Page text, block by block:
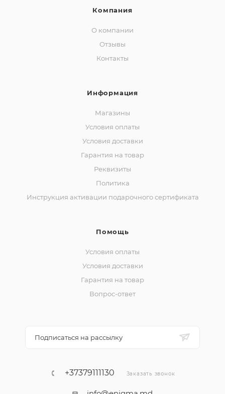
Компания
О компании
Отзывы
Контакты
Информация
Магазины
Условия оплаты
Условия доставки
Гарантия на товар
Реквизиты
Политика
Инструкция активации подарочного сертификата
Помощь
Условия оплаты
Условия доставки
Гарантия на товар
Вопрос-ответ
Подписаться на рассылку
+37379111130 Заказать звонок